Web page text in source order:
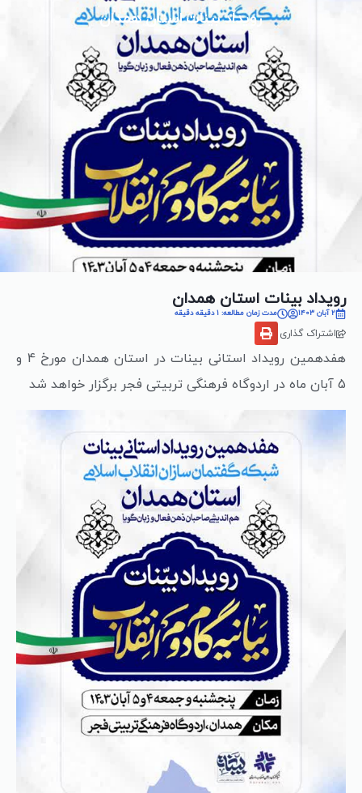
رویداد بینات استان همدان
رویداد بینات استان همدان
2 آبان 1403 مدت زمان مطالعه: 1 دقیقه دقیقه
اشتراک گذاری
هفدهمین رویداد استانی بینات در استان همدان مورخ 4 و
5 آبان ماه در اردوگاه فرهنگی تربیتی فجر برگزار خواهد شد